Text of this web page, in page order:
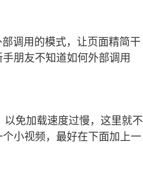
调用的模式，让页面精简干
朋友不知道如何外部调用
免加载速度过慢，这里就不
小视频，最好在下面加上一